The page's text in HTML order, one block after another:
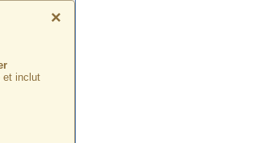
×
et inclut